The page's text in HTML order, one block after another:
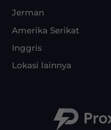
Jerman
Amerika Serikat
Inggris
Lokasi lainnya